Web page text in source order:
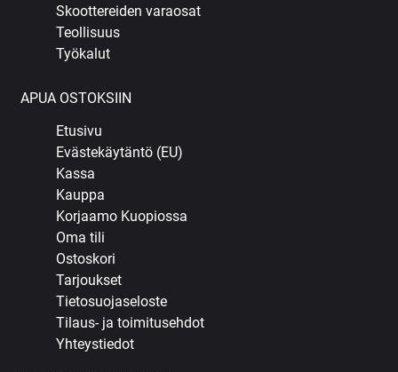
Skoottereiden varaosat
Teollisuus
Työkalut
APUA OSTOKSIIN
Etusivu
Evästekäytäntö (EU)
Kassa
Kauppa
Korjaamo Kuopiossa
Oma tili
Ostoskori
Tarjoukset
Tietosuojaseloste
Tilaus- ja toimitusehdot
Yhteystiedot